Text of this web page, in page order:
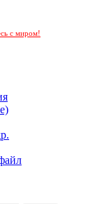
с миром!